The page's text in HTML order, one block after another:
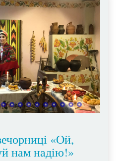
«Ой,
нам надію!»